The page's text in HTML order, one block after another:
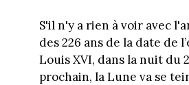
S'il n'y a rien à voir avec
des 226 ans de la date de
Louis XVI, dans la nuit du
prochain, la Lune va se